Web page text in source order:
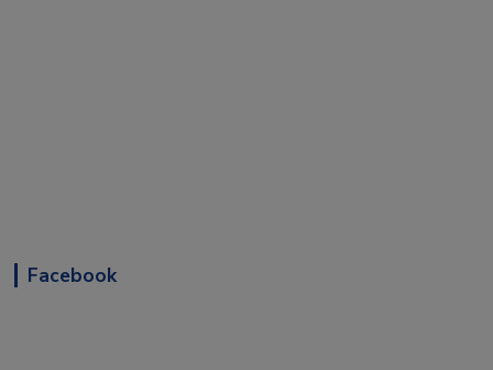
Facebook